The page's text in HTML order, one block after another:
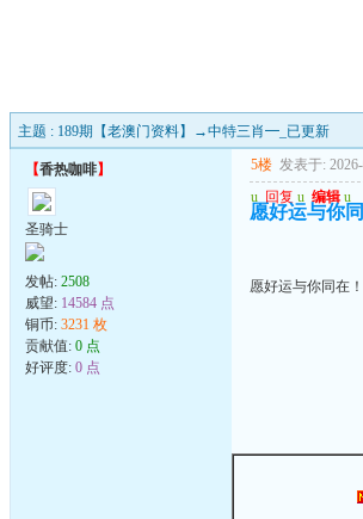
主题 : 189期【老澳门资料】→中特三肖━_已更新
【香热咖啡】
圣骑士
发帖: 2508
威望: 14584 点
铜币: 3231 枚
贡献值: 0 点
好评度: 0 点
5楼 发表于:
u 回复 u 编辑 u
愿好运与你
愿好运与你同在